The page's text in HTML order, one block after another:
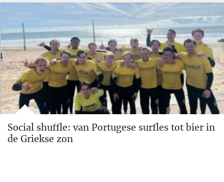
Social shuffle: van Portugese surfles tot bier in
de Griekse zon